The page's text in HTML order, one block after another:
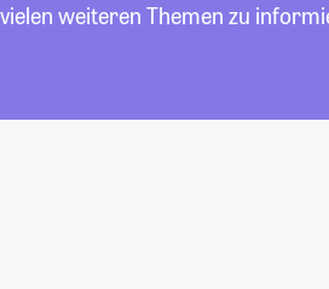
weiteren Themen zu